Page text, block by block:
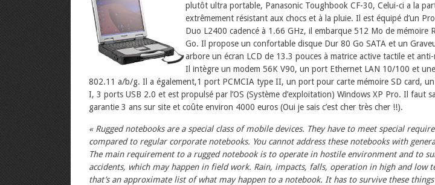
plutôt ultra portable, Panasonic Toughbook CF-30, Celui-ci a la
extrêmement résistant aux chocs et à la pluie. Il est équipé d’un
Duo L2400 cadencé à 1.66 GHz, il embarque 512 Mo de mémoire
Go. Il propose un confortable disque Dur 80 Go SATA et un
arbore un écran LCD de 13.3 pouces à matrice active tactile et
Il intègre un modem 56K V90, un port Ethernet LAN 10/100 et
802.11 a/b/g. Il a également,1 port PCMCIA type II, un port pour carte mémoire SD card, un
I, 3 ports USB 2.0 et est propulsé par l’OS (Système d’exploitation) Windows XP Pro. Il faut
garantie 3 ans sur site et coûte environ 4000 euros (Oui je sais c’est cher très cher !!).
« Rugged notebooks are a special class of mobile devices. They have to meet special
compared to regular corporate notebooks. You cannot address these notebooks with
The main requirement to a rugged notebook is to operate in hostile environment and to
accidents, which may happen in field work. Rain, impacts, falls, operation in high and low
that’s an approximate list of what may happen to a notebook. It has to survive these